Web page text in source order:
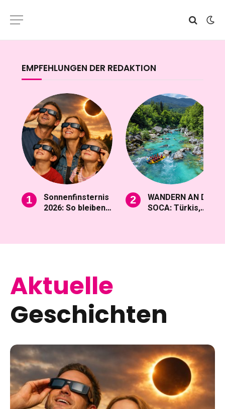
EMPFEHLUNGEN DER REDAKTION
Sonnenfinsternis
2026: So bleiben
WANDERN AN DER
SOCA: Türkis,
Aktuelle
Geschichten